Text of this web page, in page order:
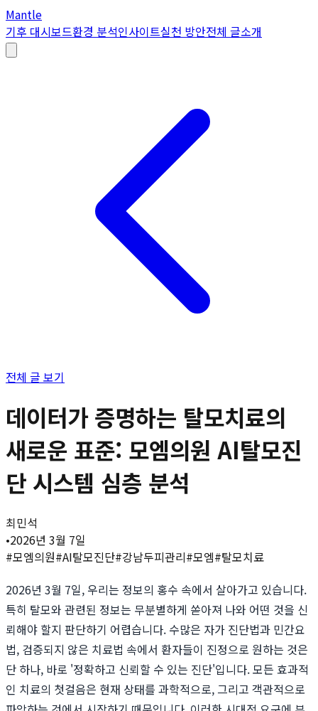
Mantle
기후 대시보드환경 분석인사이트실천 방안전체 글소개
전체 글 보기
데이터가 증명하는 탈모치료의
새로운 표준: 모엠의원 AI탈모진
단 시스템 심층 분석
최민석
•2026년 3월 7일
#모엠의원#AI탈모진단#강남두피관리#모엠#탈모치료
2026년 3월 7일, 우리는 정보의 홍수 속에서 살아가고 있습니다.
특히 탈모와 관련된 정보는 무분별하게 쏟아져 나와 어떤 것을 신
뢰해야 할지 판단하기 어렵습니다. 수많은 자가 진단법과 민간요
법, 검증되지 않은 치료법 속에서 환자들이 진정으로 원하는 것은
단 하나, 바로 '정확하고 신뢰할 수 있는 진단'입니다. 모든 효과적
인 치료의 첫걸음은 현재 상태를 과학적으로, 그리고 객관적으로